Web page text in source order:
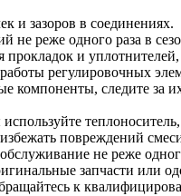
и зазоров в соединениях.
не реже одного раза в
и
регулировочных
компоненты, следите за
повреждений
не реже
запчасти или
к